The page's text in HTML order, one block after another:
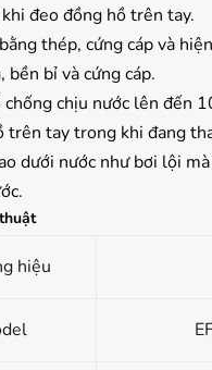
đeo đồng hồ trên tay.
thép, cứng cáp và
bền bỉ và cứng cáp.
chống chịu nước lên đến
trên tay trong khi đang
dưới nước như bơi lội
hiệu